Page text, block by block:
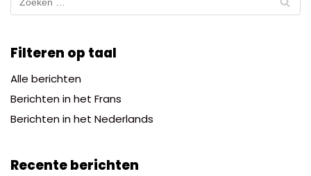
Filteren op taal
Alle berichten
Berichten in het Frans
Berichten in het Nederlands
Recente berichten